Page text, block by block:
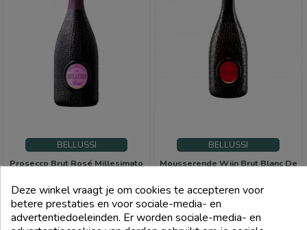
BELLUSSI
Prosecco Brut Rosé Millesimato
Prijs
€ 35,00
BELLUSSI
Mousserende Wijn Brut Blanc De
Prijs
€ 14,01
Deze winkel vraagt je om cookies te accepteren voor
betere prestaties en voor sociale-media- en
advertentiedoeleinden. Er worden sociale-media- en